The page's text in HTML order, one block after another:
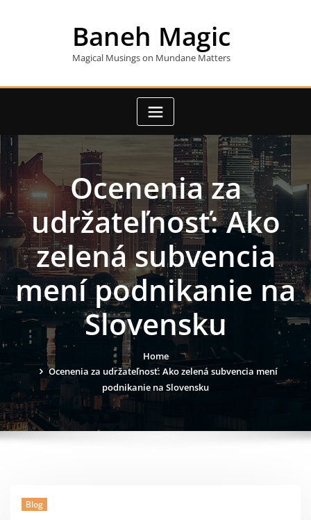
Baneh Magic
Magical Musings on Mundane Matters
Ocenenia za
udržateľnosť: Ako
zelená subvencia
mení podnikanie na
Slovensku
Home
Ocenenia za udržateľnosť: Ako zelená subvencia mení
podnikanie na Slovensku
Blog